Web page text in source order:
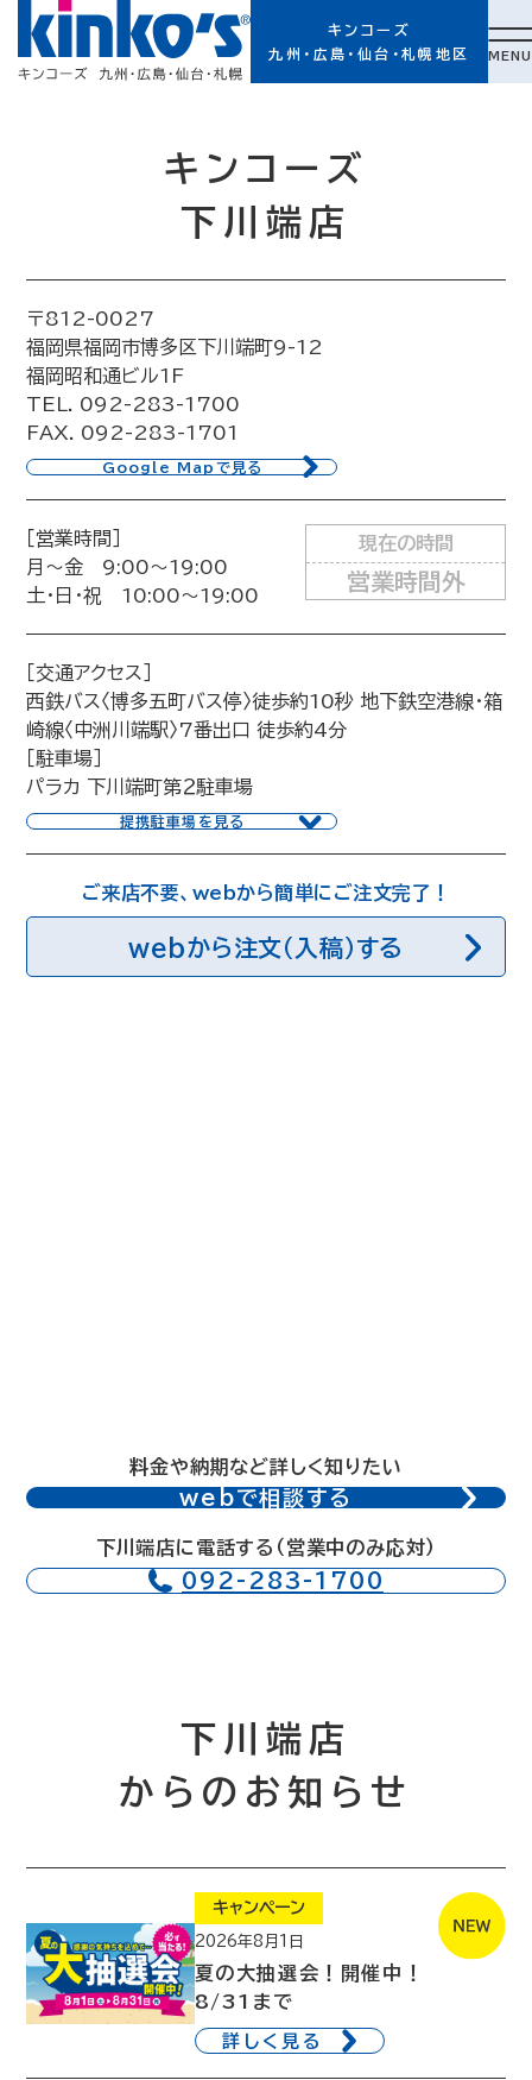
キンコーズ
九州・広島・仙台・札幌地区
MENU
キンコーズ
下川端店
〒812-0027
福岡県福岡市博多区下川端町9-12
福岡昭和通ビル1F
TEL. 092-283-1700
FAX. 092-283-1701
Google Mapで見る
［営業時間］
月〜金 9:00〜19:00
土・日・祝 10:00〜19:00
現在の時間
営業時間外
［交通アクセス］
西鉄バス〈博多五町バス停〉徒歩約10秒 地下鉄空港線・箱
崎線〈中洲川端駅〉7番出口 徒歩約4分
［駐車場］
パラカ 下川端町第２駐車場
提携駐車場を見る
ご来店不要、webから簡単にご注文完了！
webから注文（入稿）する
料金や納期など詳しく知りたい
webで相談する
下川端店に電話する（営業中のみ応対）
092-283-1700
下川端店
からのお知らせ
キャンペーン
2026年8月1日
夏の大抽選会！開催中！
8/31まで
詳しく見る